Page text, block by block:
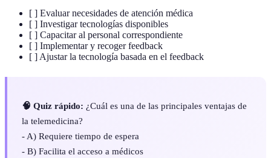
[ ] Evaluar necesidades de atención médica
[ ] Investigar tecnologías disponibles
[ ] Capacitar al personal correspondiente
[ ] Implementar y recoger feedback
[ ] Ajustar la tecnología basada en el feedback
🧠 Quiz rápido: ¿Cuál es una de las principales ventajas de
la telemedicina?
- A) Requiere tiempo de espera
- B) Facilita el acceso a médicos